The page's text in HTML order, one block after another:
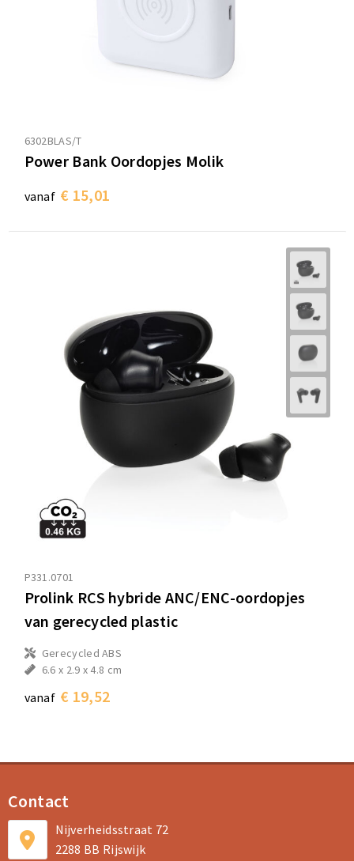
6302BLAS/T
Power Bank Oordopjes Molik
vanaf € 15,01
P331.0701
Prolink RCS hybride ANC/ENC-oordopjes
van gerecycled plastic
Gerecycled ABS
6.6 x 2.9 x 4.8 cm
vanaf € 19,52
Contact
Nijverheidsstraat 72
2288 BB Rijswijk